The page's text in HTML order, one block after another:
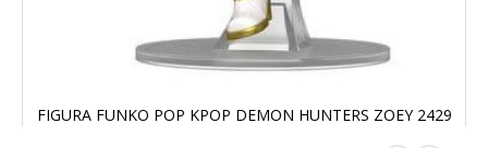
FIGURA FUNKO POP KPOP DEMON HUNTERS ZOEY 2429